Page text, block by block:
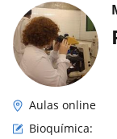
Aulas online
Bioquímica: